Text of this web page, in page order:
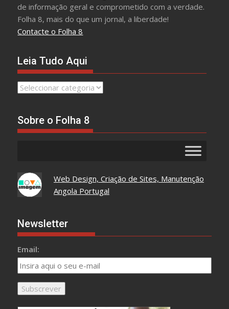
de informação geral e comprometido com a verdade.
Folha 8, mais do que um jornal, a liberdade!
Contacte o Folha 8
Leia Tudo Aqui
Leia
Sobre o Folha 8
Web Design, Criação de Sites, Manutenção
Angola Portugal
Newsletter
Email: